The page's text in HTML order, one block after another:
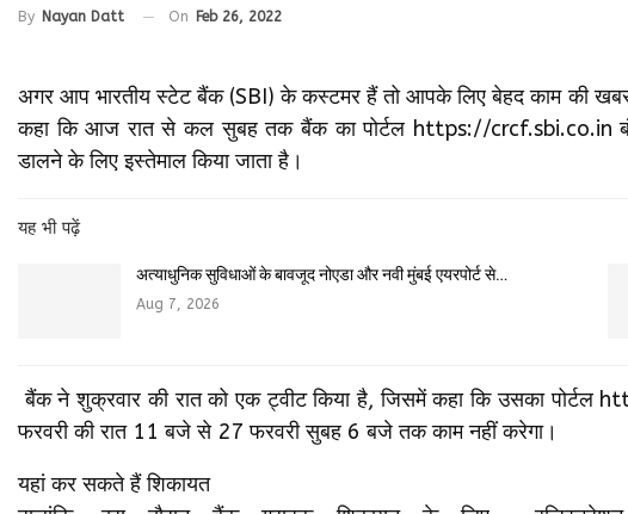
By Nayan Datt On Feb 26, 2022
अगर आप भारतीय स्टेट बैंक (SBI) के कस्टमर हैं तो आपके लिए बेहद काम की
कहा कि आज रात से कल सुबह तक बैंक का पोर्टल https://crcf.sbi.co.in बंद
डालने के लिए इस्तेमाल किया जाता है।
यह भी पढ़ें
अत्याधुनिक सुविधाओं के बावजूद नोएडा और नवी मुंबई एयरपोर्ट से…
Aug 7, 2026
बैंक ने शुक्रवार की रात को एक ट्वीट किया है, जिसमें कहा कि उसका पोर्टल
फरवरी की रात 11 बजे से 27 फरवरी सुबह 6 बजे तक काम नहीं करेगा।
यहां कर सकते हैं शिकायत